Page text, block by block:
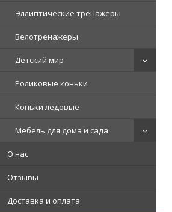
Эллиптические тренажеры
Велотренажеры
Детский мир
Роликовые коньки
Коньки ледовые
Мебель для дома и сада
О нас
Отзывы
Доставка и оплата